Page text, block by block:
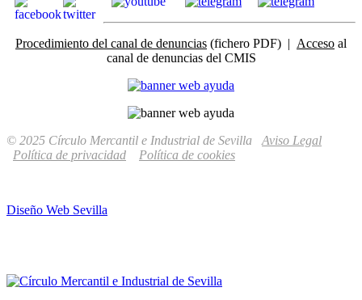
Procedimiento del canal de denuncias (fichero PDF) | Acceso al
canal de denuncias del CMIS
© 2025 Círculo Mercantil e Industrial de Sevilla Aviso Legal
Política de privacidad
Política de cookies
Diseño Web Sevilla